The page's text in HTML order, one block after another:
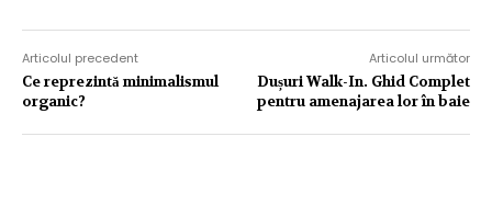
Articolul precedent
Ce reprezintă minimalismul
organic?
Articolul următor
Dușuri Walk-In. Ghid Complet
pentru amenajarea lor în baie